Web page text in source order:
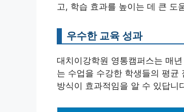
고, 학습 효과를 높이는 데 큰 도
우수한 교육 성과
대치이강학원 영통캠퍼스는 매
는 수업을 수강한 학생들의 평균
방식이 효과적임을 알 수 있답니